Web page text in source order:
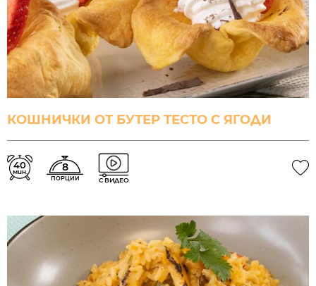
КОШНИЧКИ ОТ БУТЕР ТЕСТО С ЯГОДИ
40
мин. 8
ПОРЦИИ С ВИДЕО